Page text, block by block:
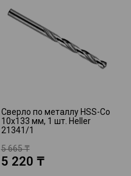
Сверло по металлу HSS-Co
10х133 мм, 1 шт. Heller
21341/1
5 665 ₸
5 220 ₸